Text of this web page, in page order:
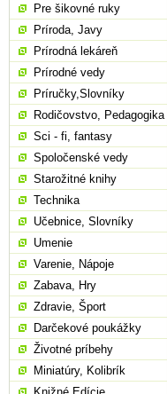
Pre šikovné ruky
Príroda, Javy
Prírodná lekáreň
Prírodné vedy
Príručky,Slovníky
Rodičovstvo, Pedagogika
Sci - fi, fantasy
Spoločenské vedy
Starožitné knihy
Technika
Učebnice, Slovníky
Umenie
Varenie, Nápoje
Zabava, Hry
Zdravie, Šport
Darčekové poukážky
Životné príbehy
Miniatúry, Kolibrík